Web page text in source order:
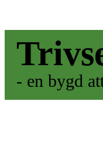
- en bygd